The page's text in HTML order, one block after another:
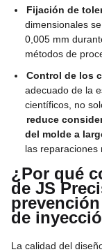
Fijación de
dimensionales
0,005 mm
métodos de
Control de los
adecuado de la
científicos, no
reduce
del molde a
las reparaciones
¿Por qué
de JS
de
La calidad del